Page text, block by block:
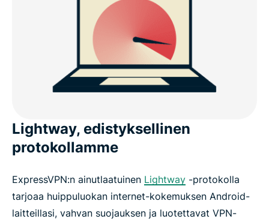
Lightway, edistyksellinen
protokollamme
ExpressVPN:n ainutlaatuinen Lightway -protokolla
tarjoaa huippuluokan internet-kokemuksen Android-
laitteillasi, vahvan suojauksen ja luotettavat VPN-